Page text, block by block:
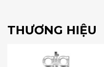
THƯƠNG HIỆU